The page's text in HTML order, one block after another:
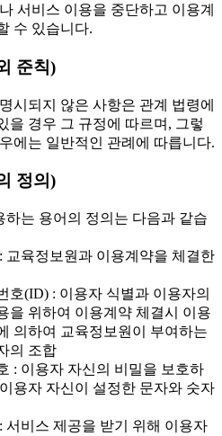
서비스 이용을 중단하고 이용계
수 있습니다.
준칙)
시되지 않은 사항은 관계 법령에
을 경우 그 규정에 따르며, 그렇
에는 일반적인 관례에 따릅니다.
정의)
하는 용어의 정의는 다음과 같습
육정보원과 이용계약을 체결한
호(ID) : 이용자 식별과 이용자의
을 위하여 이용계약 체결시 이용
의하여 교육정보원이 부여하는
의 조합
: 이용자 자신의 비밀을 보호하
용자 자신이 설정한 문자와 숫자
비스 제공을 받기 위해 이용자